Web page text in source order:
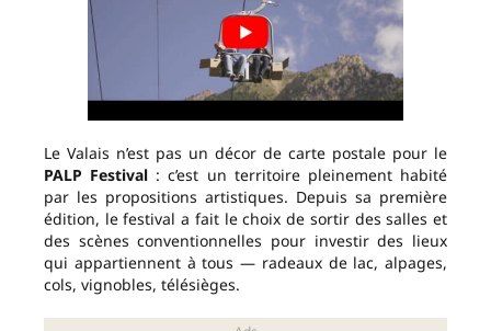
Le Valais n’est pas un décor de carte postale pour le
PALP Festival : c’est un territoire pleinement habité
par les propositions artistiques. Depuis sa première
édition, le festival a fait le choix de sortir des salles et
des scènes conventionnelles pour investir des lieux
qui appartiennent à tous — radeaux de lac, alpages,
cols, vignobles, télésièges.